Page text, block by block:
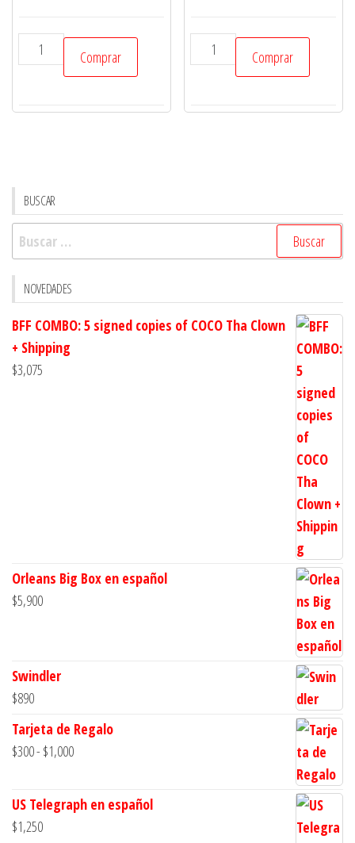
Fate
cantidad
US
Telegraph
español
Comprar
Orleans
Big
en
Comprar
BUSCAR
Buscar:
NOVEDADES
BFF COMBO: 5 signed copies of COCO Tha Clown
+ Shipping
$3,075
Orleans Big Box en español
$5,900
Swindler
$890
Tarjeta de Regalo
$300- $1,000Rango
precios:
desde
US Telegraph en español
$1,250